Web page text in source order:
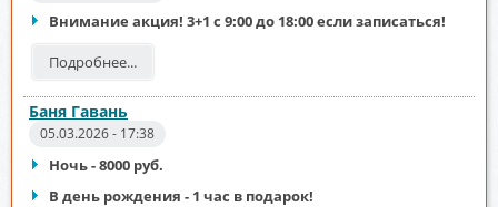
Внимание акция! 3+1 с 9:00 до 18:00 если записаться!
Подробнее...
Баня Гавань
05.03.2026 - 17:38
Ночь - 8000 руб.
В день рождения - 1 час в подарок!